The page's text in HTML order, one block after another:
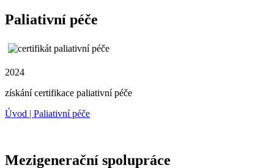
Paliativní péče
2024
získání certifikace paliativní péče
Úvod | Paliativní péče
Mezigenerační spolupráce